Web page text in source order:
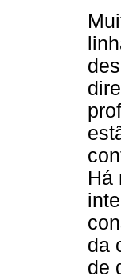
Há
da
de